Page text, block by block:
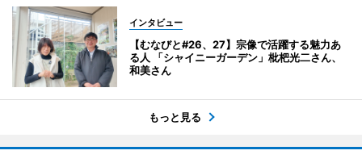
インタビュー
【むなびと#26、27】宗像で活躍する魅力あ
る人 「シャイニーガーデン」枇杷光二さん、
和美さん
もっと見る